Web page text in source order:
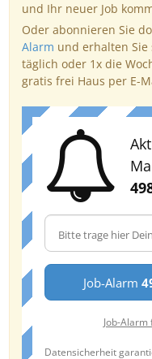
und Ihr neuer Job
Oder abonnieren Sie
Alarm und erhalten
täglich oder 1x die
gratis frei Haus per E-
Job-Alarm
Job-
Datensicherheit